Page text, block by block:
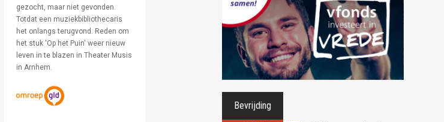
gezocht, maar niet gevonden.
Totdat een muziekbibliothecaris
het onlangs terugvond. Reden om
het stuk 'Op het Puin' weer nieuw
leven in te blazen in Theater Musis
in Arnhem.
Bevrijding